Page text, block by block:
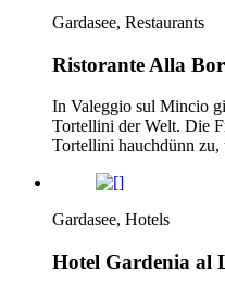
Gardasee, Restaurants
Ristorante Alla
In Valeggio sul Mincio
Tortellini der Welt. Die
Tortellini hauchdünn zu,
Gardasee, Hotels
Hotel Gardenia al